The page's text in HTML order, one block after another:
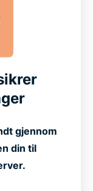
gjennom
din til